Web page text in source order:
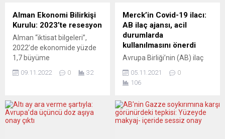
Alman Ekonomi Bilirkişi
Kurulu: 2023’te resesyon
Alman “iktisat bilgeleri”,
2022’de ekonomide yüzde
1,7 büyüme
gelecek yıl enerji krizi
bulundu Alman hükümetine
ekonomik danışmanlık
09.11.2022 0 32
Merck’in Covid-19 ilacı:
AB ilaç ajansı, acil
durumlarda
kullanılmasını önerdi
Avrupa Birliği’nin (AB) ilaç
Ajansı (EMA), Amerikan ilaç
firması Merck’in ürettiği
koronavirüs (Covid-19)
tedavisinde acil durumlarda
05.11.2021
0
106